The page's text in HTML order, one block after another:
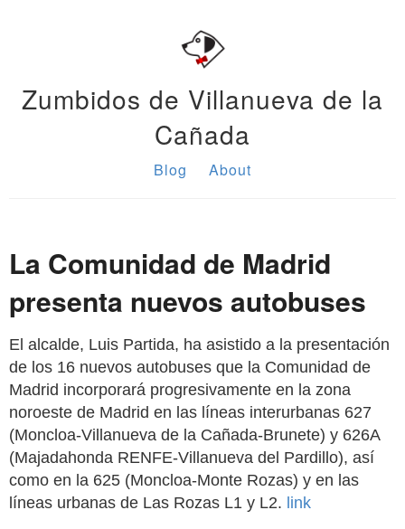
Zumbidos de Villanueva de la
Cañada
Blog About
La Comunidad de Madrid
presenta nuevos autobuses
El alcalde, Luis Partida, ha asistido a la presentación
de los 16 nuevos autobuses que la Comunidad de
Madrid incorporará progresivamente en la zona
noroeste de Madrid en las líneas interurbanas 627
(Moncloa-Villanueva de la Cañada-Brunete) y 626A
(Majadahonda RENFE-Villanueva del Pardillo), así
como en la 625 (Moncloa-Monte Rozas) y en las
líneas urbanas de Las Rozas L1 y L2. link